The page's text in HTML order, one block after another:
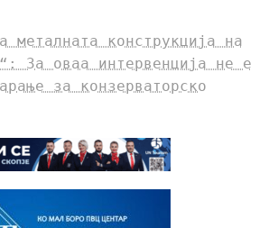
металната конструкција на
За оваа интервенција не е
за конзерваторско